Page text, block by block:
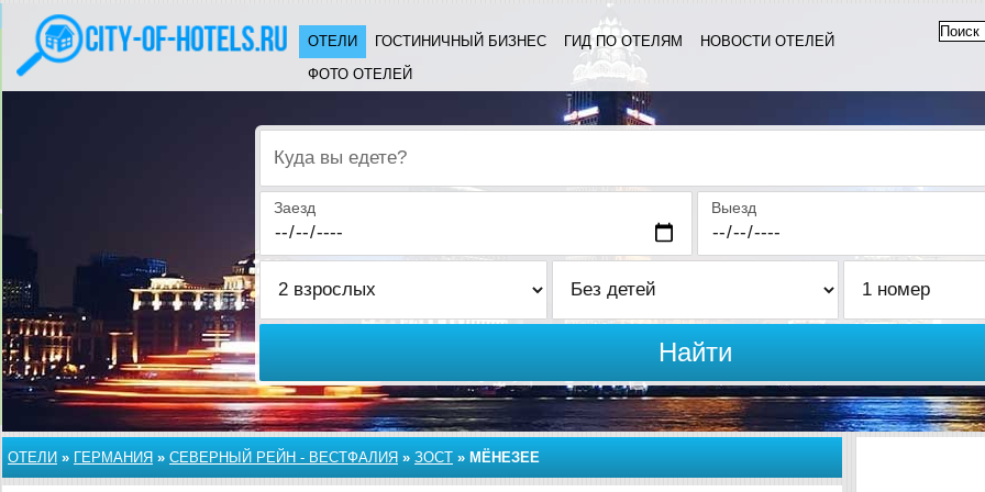
ОТЕЛИ ГОСТИНИЧНЫЙ БИЗНЕС ГИД ПО ОТЕЛЯМ
НОВОСТИ ОТЕЛЕЙ
ФОТО ОТЕЛЕЙ
Куда вы едете?
Заезд Выезд
Найти
ОТЕЛИ » ГЕРМАНИЯ » СЕВЕРНЫЙ РЕЙН - ВЕСТФАЛИЯ » ЗОСТ » МЁНЕЗЕЕ